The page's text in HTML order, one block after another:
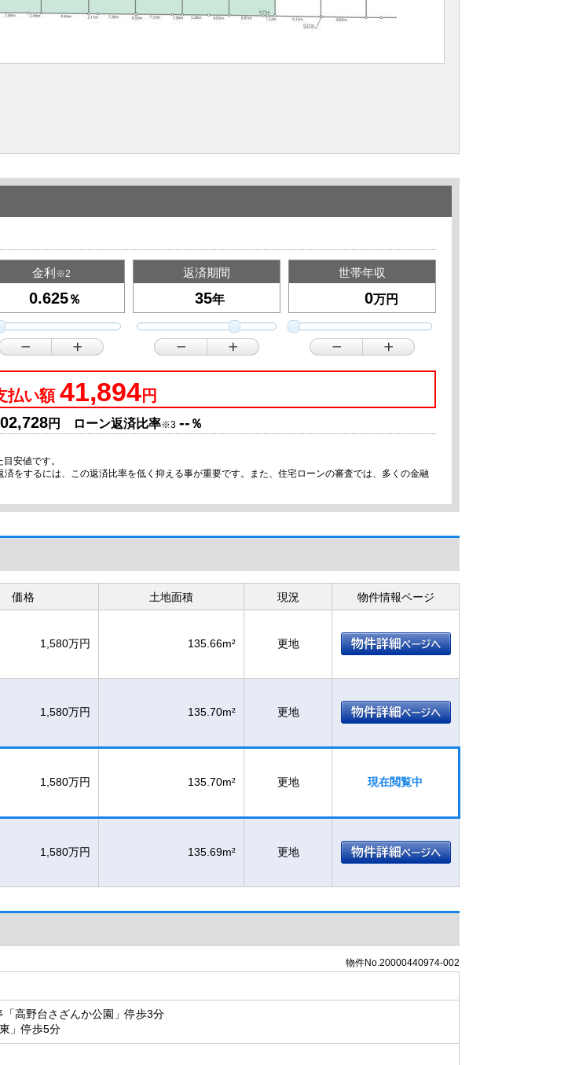
金利 ※2
％
返済期間
年
世帯年収
万円
払い額 41,894円
円 ローン返済比率※3 -- ％
安値です。
するには、この返済比率を低く抑える事が重要です。また、住宅ローンの審査では、多くの金融
価格 土地面積 現況 物件情報ページ
1,580万円 135.66m² 更地
1,580万円 135.70m² 更地
1,580万円 135.70m² 更地 現在閲覧中
1,580万円 135.69m² 更地
物件No.20000440974-002
高野台さざんか公園」停歩3分
」停歩5分